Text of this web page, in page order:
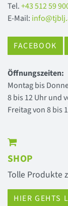
Tel.+43 512 59
E-Mail:
FACEBOOK
Öffnungszeiten:
Montag bis
8 bis 12 Uhr und
Freitag von 8 bis
SHOP
Tolle Produkte
HIER GEHTS